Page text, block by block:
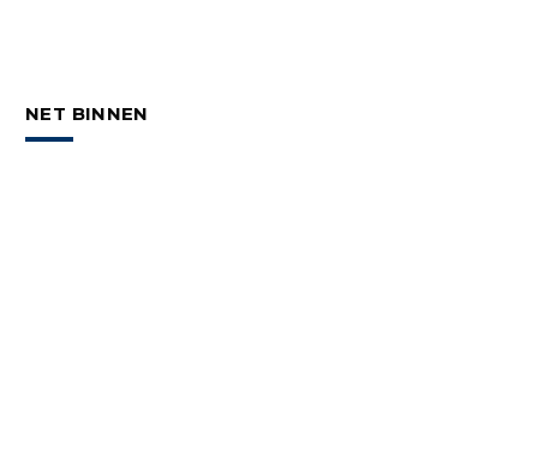
NET BINNEN